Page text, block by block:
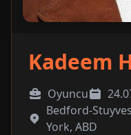
Kadeem
Oyuncu
Bedford-
York, ABD